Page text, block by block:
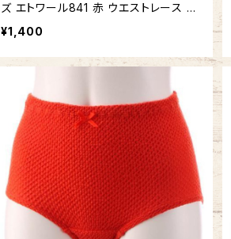
ズ エトワール841 赤 ウエストレース フ
ルバック 赤パン 鹿の子編み 赤い下着
¥1,400